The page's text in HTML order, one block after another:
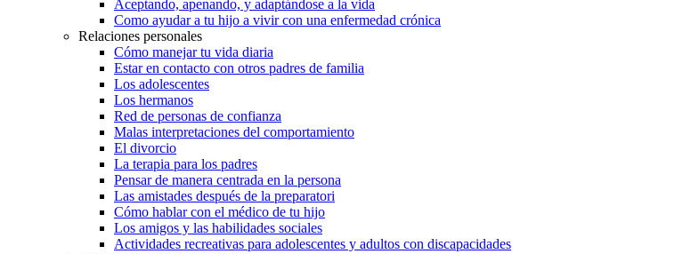
Aceptando, apenando, y adaptándose a la vida
Como ayudar a tu hijo a vivir con una enfermedad crónica
Relaciones personales
Cómo manejar tu vida diaria
Estar en contacto con otros padres de familia
Los adolescentes
Los hermanos
Red de personas de confianza
Malas interpretaciones del comportamiento
El divorcio
La terapia para los padres
Pensar de manera centrada en la persona
Las amistades después de la preparatori
Cómo hablar con el médico de tu hijo
Los amigos y las habilidades sociales
Actividades recreativas para adolescentes y adultos con discapacidades